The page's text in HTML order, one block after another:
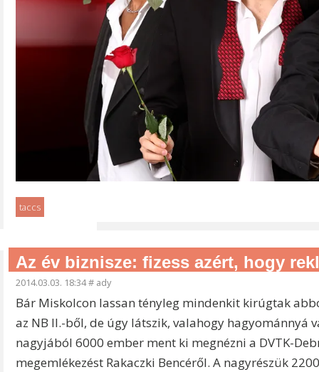
taccs
Az év biznisze: fizess azért, hogy
2014.03.03. 18:34# ady
Bár Miskolcon lassan tényleg mindenkit kirúgtak
az NB II.-ből, de úgy látszik, valahogy hagyománnyá
nagyjából 6000 ember ment ki megnézni a DVTK-
megemlékezést Rakaczki Bencéről. A nagyrészük